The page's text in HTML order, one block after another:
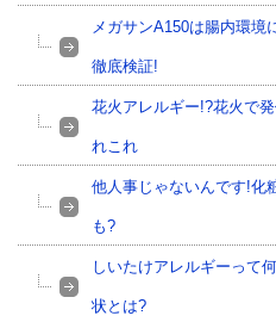
メガサンA150は腸内環境
徹底検証!
花火アレルギー!?花火で
れこれ
他人事じゃないんです!化
も?
しいたけアレルギーって
状とは?